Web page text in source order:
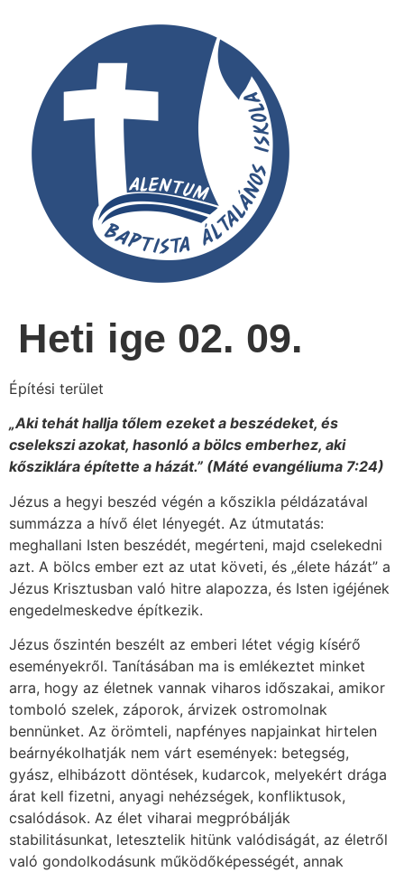
Heti ige 02. 09.
Építési terület
„Aki tehát hallja tőlem ezeket a beszédeket, és
cselekszi azokat, hasonló a bölcs emberhez, aki
kősziklára építette a házát.” (Máté evangéliuma 7:24)
Jézus a hegyi beszéd végén a kőszikla példázatával
summázza a hívő élet lényegét. Az útmutatás:
meghallani Isten beszédét, megérteni, majd cselekedni
azt. A bölcs ember ezt az utat követi, és „élete házát” a
Jézus Krisztusban való hitre alapozza, és Isten igéjének
engedelmeskedve építkezik.
Jézus őszintén beszélt az emberi létet végig kísérő
eseményekről. Tanításában ma is emlékeztet minket
arra, hogy az életnek vannak viharos időszakai, amikor
tomboló szelek, záporok, árvizek ostromolnak
bennünket. Az örömteli, napfényes napjainkat hirtelen
beárnyékolhatják nem várt események: betegség,
gyász, elhibázott döntések, kudarcok, melyekért drága
árat kell fizetni, anyagi nehézségek, konfliktusok,
csalódások. Az élet viharai megpróbálják
stabilitásunkat, letesztelik hitünk valódiságát, az életről
való gondolkodásunk működőképességét, annak